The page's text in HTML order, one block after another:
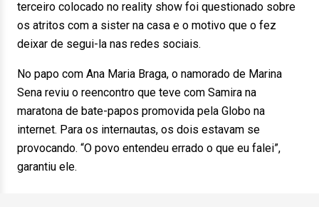
terceiro colocado no reality show foi questionado sobre
os atritos com a sister na casa e o motivo que o fez
deixar de segui-la nas redes sociais.
No papo com Ana Maria Braga, o namorado de Marina
Sena reviu o reencontro que teve com Samira na
maratona de bate-papos promovida pela Globo na
internet. Para os internautas, os dois estavam se
provocando. “O povo entendeu errado o que eu falei”,
garantiu ele.